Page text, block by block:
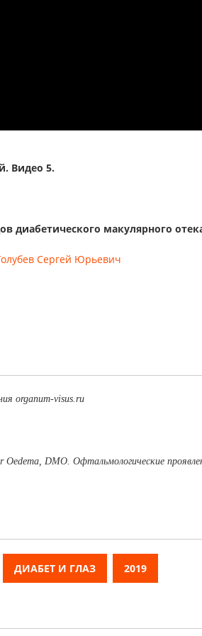
Видео 5.
диабетического макулярного
Сергей Юрьевич
organum-visus.ru
DMO. Офтальмологические
ДИАБЕТ И ГЛАЗ 2019